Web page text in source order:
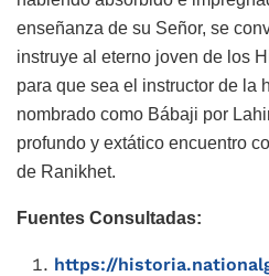
enseñanza de su Señor, se
instruye al eterno joven de los
para que sea el instructor de la
nombrado como Bábaji por
profundo y extático encuentro
de Ranikhet.
Fuentes Consultadas:
https://